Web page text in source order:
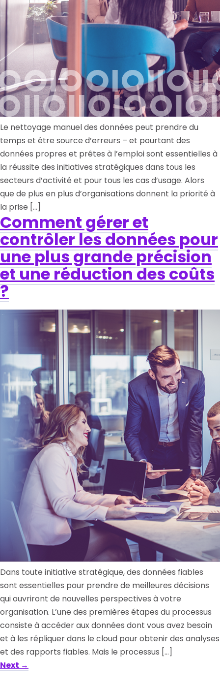
Le nettoyage manuel des données peut prendre du
temps et être source d’erreurs – et pourtant des
données propres et prêtes à l’emploi sont essentielles à
la réussite des initiatives stratégiques dans tous les
secteurs d’activité et pour tous les cas d’usage. Alors
que de plus en plus d’organisations donnent la priorité à
la prise […]
Comment gérer et
contrôler les données pour
une plus grande précision
et une réduction des coûts
?
Dans toute initiative stratégique, des données fiables
sont essentielles pour prendre de meilleures décisions
qui ouvriront de nouvelles perspectives à votre
organisation. L’une des premières étapes du processus
consiste à accéder aux données dont vous avez besoin
et à les répliquer dans le cloud pour obtenir des analyses
et des rapports fiables. Mais le processus […]
Next →